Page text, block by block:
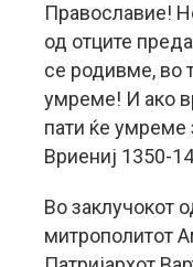
Православие!
од отците
се родивме, во
умреме! И ако
пати ќе умреме
Вриениј 1350-
Во заклучокот
митрополитот